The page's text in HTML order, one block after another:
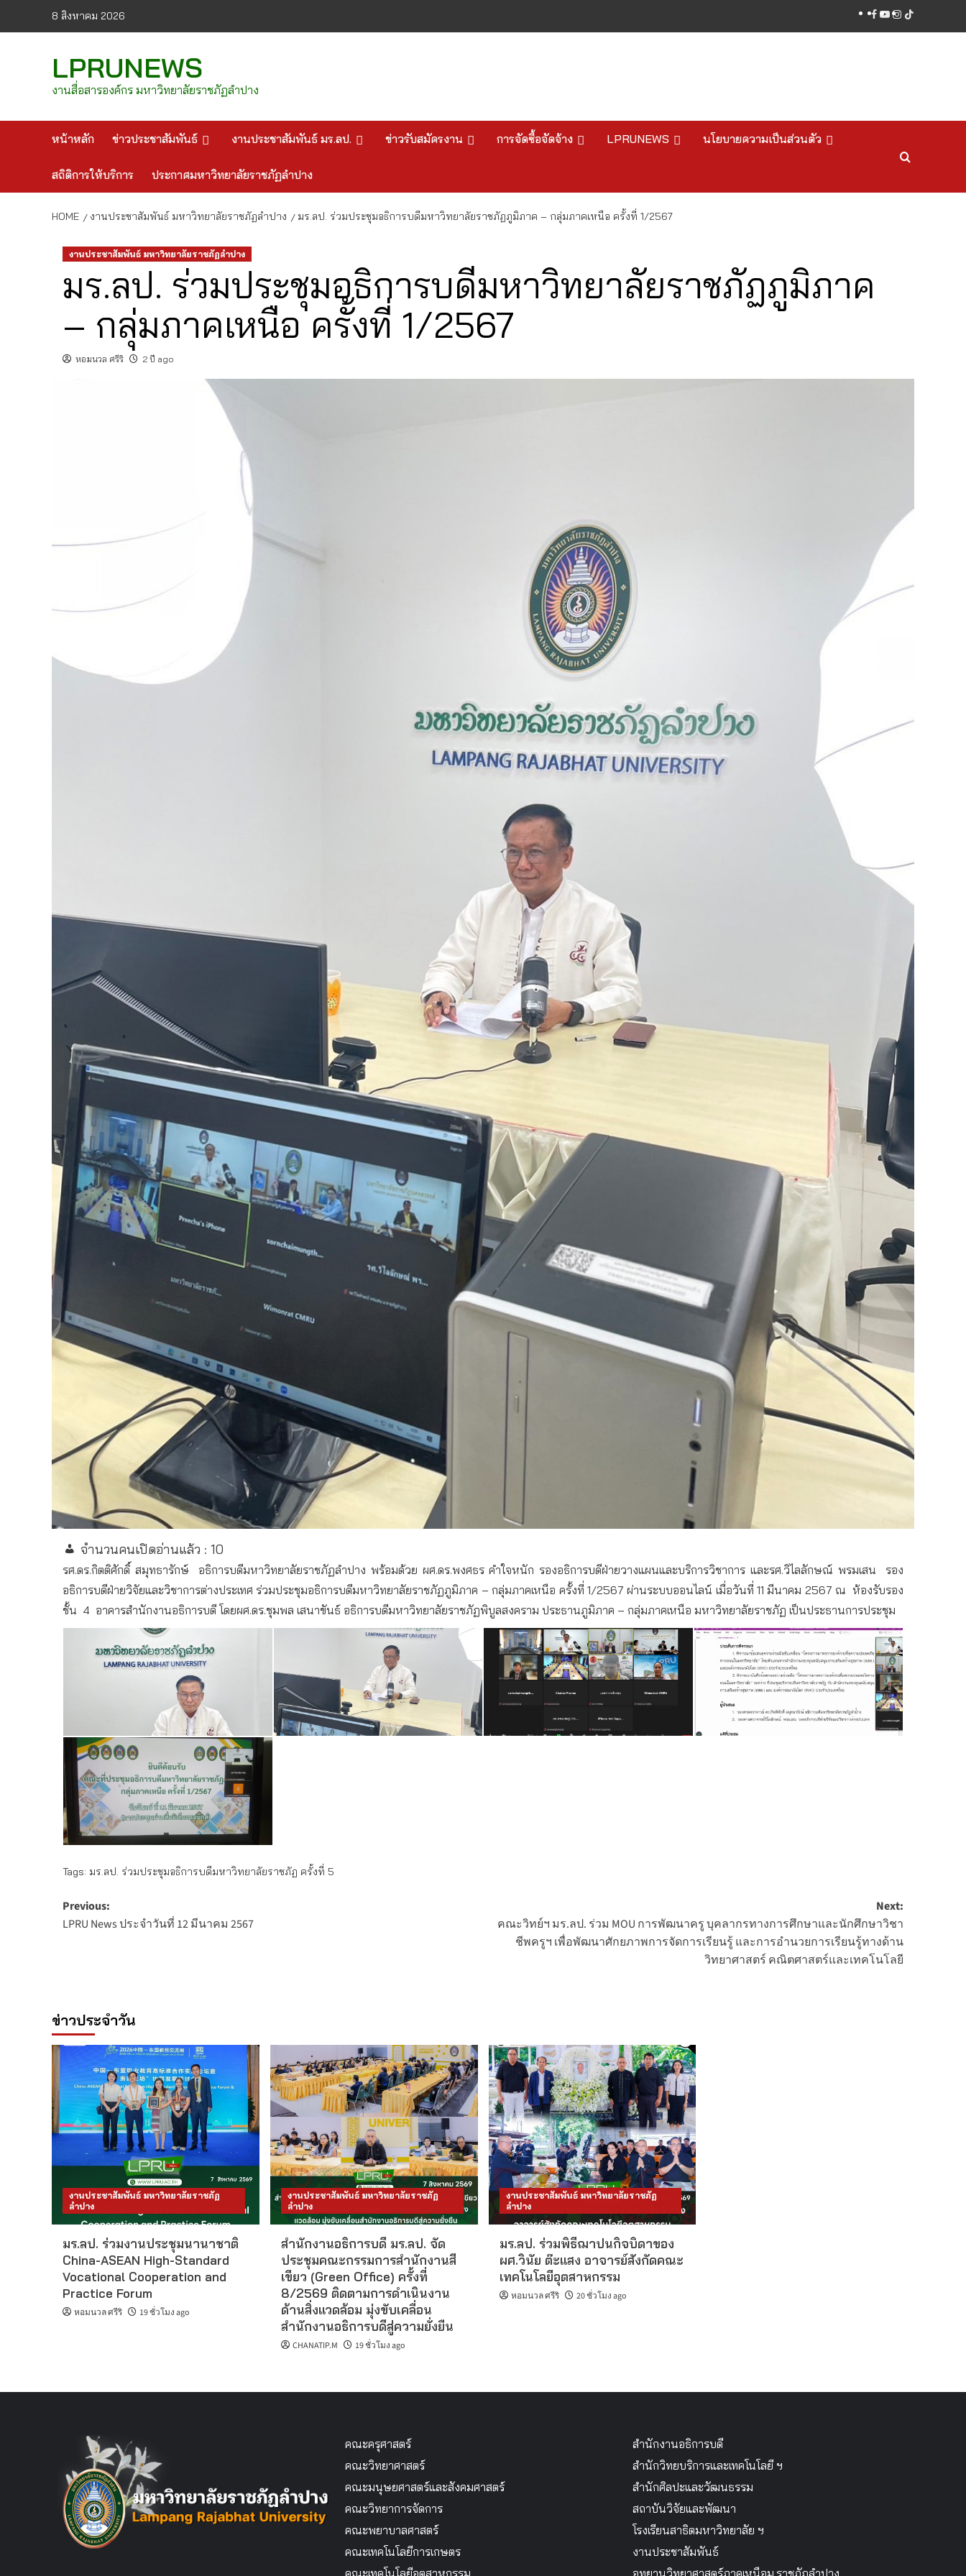
8 สิงหาคม 2026 facebook
youtube
instagram
tiktok
LPRUNEWS
งานสื่อสารองค์กร มหาวิทยาลัยราชภัฏลำปาง
หน้าหลัก ข่าวประชาสัมพันธ์ งานประชาสัมพันธ์ มร.ลป. ข่าวรับสมัครงาน การจัดซื้อจัดจ้าง LPRUNEWS นโยบายความเป็นส่วนตัว
สถิติการให้บริการ ประกาศมหาวิทยาลัยราชภัฏลำปาง
HOME งานประชาสัมพันธ์ มหาวิทยาลัยราชภัฏลำปาง มร.ลป. ร่วมประชุมอธิการบดีมหาวิทยาลัยราชภัฏภูมิภาค – กลุ่มภาคเหนือ ครั้งที่ 1/2567
งานประชาสัมพันธ์ มหาวิทยาลัยราชภัฏลำปาง
มร.ลป. ร่วมประชุมอธิการบดีมหาวิทยาลัยราชภัฏภูมิภาค
– กลุ่มภาคเหนือ ครั้งที่ 1/2567
หอมนวล ศรีริ 2 ปี ago
จำนวนคนเปิดอ่านแล้ว : 10
รศ.ดร.กิตติศักดิ์ สมุทธารักษ์ อธิการบดีมหาวิทยาลัยราชภัฏลำปาง พร้อมด้วย ผศ.ดร.พงศธร คำใจหนัก รองอธิการบดีฝ่ายวางแผนและบริการวิชาการ และรศ.วิไลลักษณ์ พรมเสน
รอง
อธิการบดีฝ่ายวิจัยและวิชาการต่างประเทศ ร่วมประชุมอธิการบดีมหาวิทยาลัยราชภัฏภูมิภาค – กลุ่มภาคเหนือ ครั้งที่ 1/2567 ผ่านระบบออนไลน์ เมื่อวันที่ 11 มีนาคม 2567 ณ ห้องรับรอง
ชั้น 4 อาคารสำนักงานอธิการบดี โดยผศ.ดร.ชุมพล เสนาขันธ์ อธิการบดีมหาวิทยาลัยราชภัฏพิบูลสงคราม ประธานภูมิภาค – กลุ่มภาคเหนือ มหาวิทยาลัยราชภัฏ เป็นประธานการประชุม
Tags: มร.ลป. ร่วมประชุมอธิการบดีมหาวิทยาลัยราชภัฏ ครั้งที่ 5
Post
navigation
Previous:
LPRU News ประจำวันที่ 12 มีนาคม 2567
Next:
คณะวิทย์ฯ มร.ลป. ร่วม MOU การพัฒนาครู บุคลากรทางการศึกษาและนักศึกษาวิชา
ชีพครูฯ เพื่อพัฒนาศักยภาพการจัดการเรียนรู้ และการอำนวยการเรียนรู้ทางด้าน
วิทยาศาสตร์ คณิตศาสตร์และเทคโนโลยี
ข่าวประจำวัน
งานประชาสัมพันธ์ มหาวิทยาลัยราชภัฏ
ลำปาง
มร.ลป. ร่วมงานประชุมนานาชาติ
China-ASEAN High-Standard
Vocational Cooperation and
Practice Forum
หอมนวล ศรีริ 19 ชั่วโมง ago
งานประชาสัมพันธ์ มหาวิทยาลัยราชภัฏ
ลำปาง
สำนักงานอธิการบดี มร.ลป. จัด
ประชุมคณะกรรมการสำนักงานสี
เขียว (Green Office) ครั้งที่
8/2569 ติดตามการดำเนินงาน
ด้านสิ่งแวดล้อม มุ่งขับเคลื่อน
สำนักงานอธิการบดีสู่ความยั่งยืน
CHANATIP.M 19 ชั่วโมง ago
งานประชาสัมพันธ์ มหาวิทยาลัยราชภัฏ
ลำปาง
มร.ลป. ร่วมพิธีฌาปนกิจบิดาของ
ผศ.วินัย ต๊ะแสง อาจารย์สังกัดคณะ
เทคโนโลยีอุตสาหกรรม
หอมนวล ศรีริ 20 ชั่วโมง ago
คณะครุศาสตร์
คณะวิทยาศาสตร์
คณะมนุษยศาสตร์และสังคมศาสตร์
คณะวิทยาการจัดการ
คณะพยาบาลศาสตร์
คณะเทคโนโลยีการเกษตร
คณะเทคโนโลยีอุตสาหกรรม
สำนักงานอธิการบดี
สำนักวิทยบริการและเทคโนโลยี ฯ
สำนักศิลปะและวัฒนธรรม
สถาบันวิจัยและพัฒนา
โรงเรียนสาธิตมหาวิทยาลัย ฯ
งานประชาสัมพันธ์
อุทยานวิทยาศาสตร์ภาคเหนือม.ราชภัฏลำปาง